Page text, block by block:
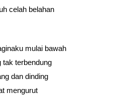
celah belahan
mulai bawah
tak terbendung
dan dinding
mengurut